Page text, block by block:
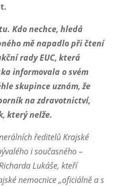
Kdo nechce, hledá
mě napadlo při čtení
rady EUC, která
informovala o svém
skupince uznám, že
na zdravotnictví,
který nelže.
ředitelů Krajské
i současného –
Lukáše, kteří
nemocnice „oficiálně a s